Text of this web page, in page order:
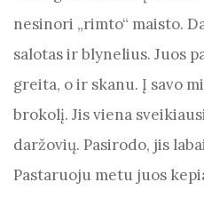
nesinori „rimto“ maisto.
salotas ir blynelius. Juos
greita, o ir skanu. Į savo
brokolį. Jis viena
daržovių. Pasirodo, jis
Pastaruoju metu juos